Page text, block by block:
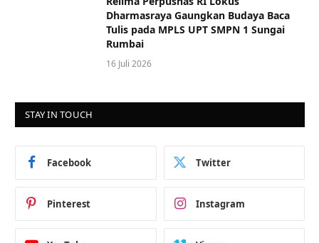
Dharmasraya Gaungkan Budaya Baca
Tulis pada MPLS UPT SMPN 1 Sungai
Rumbai
16 Juli 2026
STAY IN TOUCH
Facebook Twitter
Pinterest Instagram